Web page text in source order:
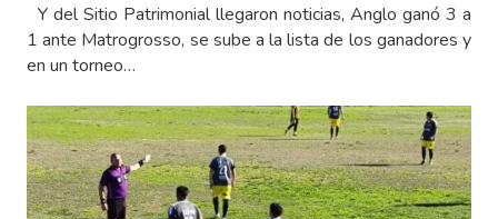
Y del Sitio Patrimonial llegaron noticias, Anglo ganó 3 a
1 ante Matrogrosso, se sube a la lista de los ganadores y
en un torneo…